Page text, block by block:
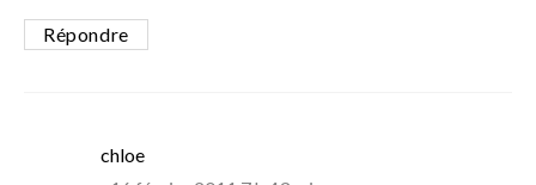
Répondre
chloesays: